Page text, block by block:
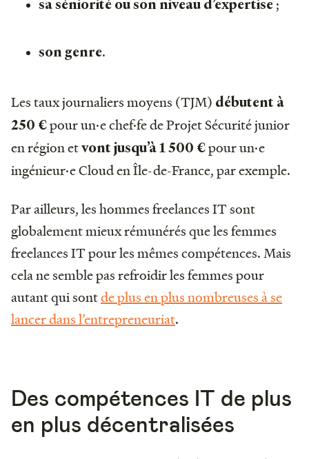
sa séniorité ou son niveau d’expertise ;
son genre.
Les taux journaliers moyens (TJM) débutent à
250 €pour un·e chef·fe de Projet Sécurité junior
en région etvont jusqu’à 1 500 €pour un·e
ingénieur·e Cloud en Île-de-France, par exemple.
Par ailleurs, les hommes freelances IT sont
globalement mieux rémunérés que les femmes
freelances IT pour les mêmes compétences. Mais
cela ne semble pas refroidir les femmes pour
autant qui sontde plus en plus nombreuses à se
lancer dans l’entrepreneuriat.
Des compétences IT de plus
en plus décentralisées